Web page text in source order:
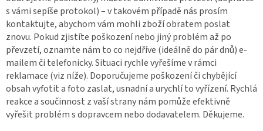
s vámi sepíše protokol) – v takovém případě nás prosím
kontaktujte, abychom vám mohli zboží obratem poslat
znovu. Pokud zjistíte poškození nebo jiný problém až po
převzetí, oznamte nám to co nejdříve (ideálně do pár dnů) e-
mailem či telefonicky. Situaci rychle vyřešíme v rámci
reklamace (viz níže). Doporučujeme poškození či chybějící
obsah vyfotit a foto zaslat, usnadní a urychlí to vyřízení. Rychlá
reakce a součinnost z vaší strany nám pomůže efektivně
vyřešit problém s dopravcem nebo dodavatelem. Děkujeme.